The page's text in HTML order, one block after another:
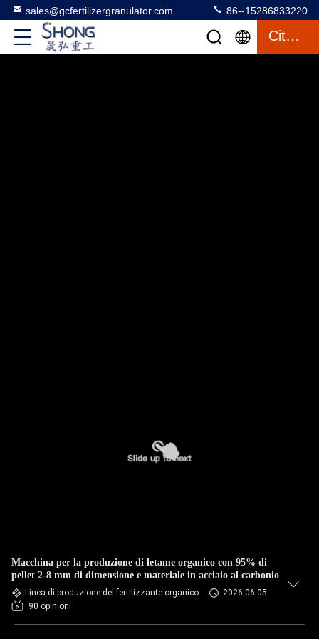
sales@gcfertilizergranulator.com 86--15286833220
Citazione
Macchina per la produzione di letame organico con 95% di
pellet 2-8 mm di dimensione e materiale in acciaio al carbonio
Linea di produzione del fertilizzante organico
2026-06-05
90 opinioni